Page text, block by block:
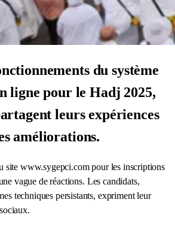
du système
ligne pour le Hadj 2025,
leurs expériences
améliorations.
site www.sygepci.com pour les inscriptions
vague de réactions. Les candidats,
techniques persistants, expriment leur